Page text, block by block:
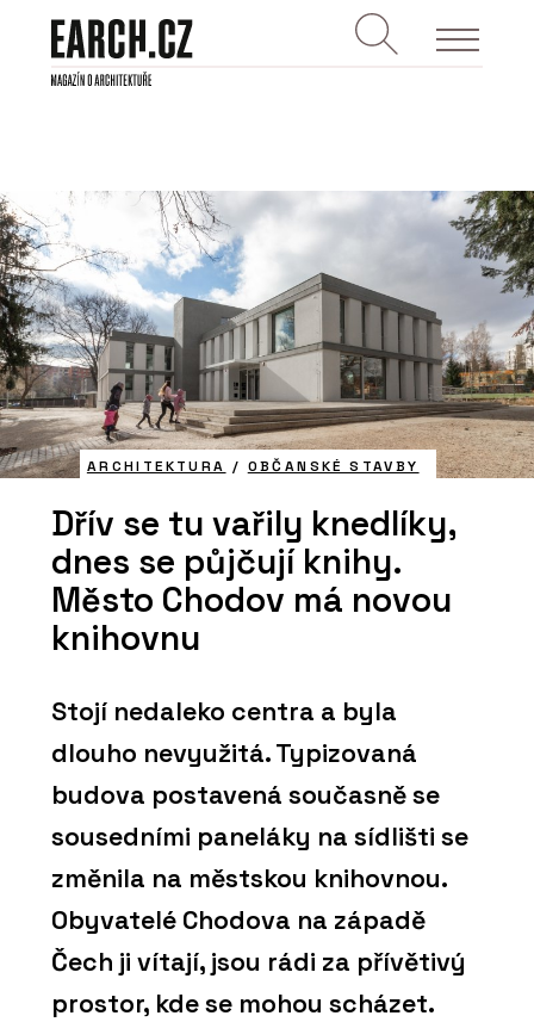
ARCHITEKTURA / OBČANSKÉ STAVBY
Dřív se tu vařily knedlíky,
dnes se půjčují knihy.
Město Chodov má novou
knihovnu
Stojí nedaleko centra a byla
dlouho nevyužitá. Typizovaná
budova postavená současně se
sousedními paneláky na sídlišti se
změnila na městskou knihovnou.
Obyvatelé Chodova na západě
Čech ji vítají, jsou rádi za přívětivý
prostor, kde se mohou scházet.